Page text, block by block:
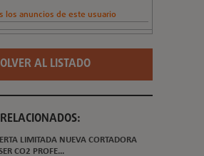
los anuncios de este usuario
AL LISTADO
LIMITADA NUEVA CORTADORA
CO2 PROFE...